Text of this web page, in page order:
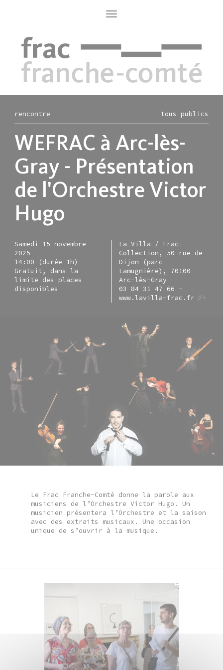
Toggle
navigation
rencontre tous publics
WEFRAC à Arc-lès-
Gray - Présentation
de l'Orchestre Victor
Hugo
Samedi 15 novembre
2025
14:00 (durée 1h)
Gratuit, dans la
limite des places
disponibles
La Villa / Frac-
Collection, 50 rue de
Dijon (parc
Lamugnière), 70100
Arc-lès-Gray
03 84 31 47 66 -
www.lavilla-frac.fr
Le Frac Franche-Comté donne la parole aux
musiciens de l’Orchestre Victor Hugo. Un
musicien présentera l’Orchestre et la saison
avec des extraits musicaux. Une occasion
unique de s’ouvrir à la musique.